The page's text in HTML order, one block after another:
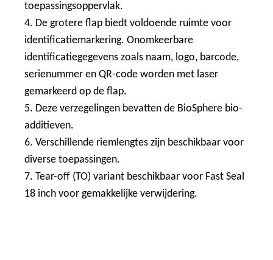
toepassingsoppervlak.
4. De grotere flap biedt voldoende ruimte voor
identificatiemarkering. Onomkeerbare
identificatiegegevens zoals naam, logo, barcode,
serienummer en QR-code worden met laser
gemarkeerd op de flap.
5. Deze verzegelingen bevatten de BioSphere bio-
additieven.
6. Verschillende riemlengtes zijn beschikbaar voor
diverse toepassingen.
7. Tear-off (TO) variant beschikbaar voor Fast Seal
18 inch voor gemakkelijke verwijdering.